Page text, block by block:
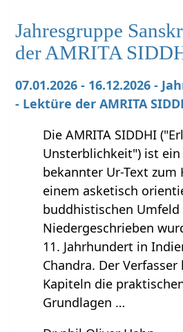
Jahresgruppe
der AMRITA
07.01.2026 - 16.12.2026 -
- Lektüre der AMRITA
Die AMRITA SIDDHI
Unsterblichkeit") ist
bekannter Ur-Text zum
einem asketisch
buddhistischen
Niedergeschrieben
11. Jahrhundert in
Chandra. Der
Kapiteln die
Grundlagen …